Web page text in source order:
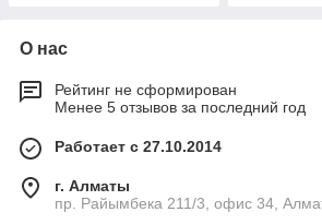
О нас
Рейтинг не сформирован
Менее 5 отзывов за последний год
Работает с 27.10.2014
г. Алматы
пр. Райымбека 211/3, офис 34,